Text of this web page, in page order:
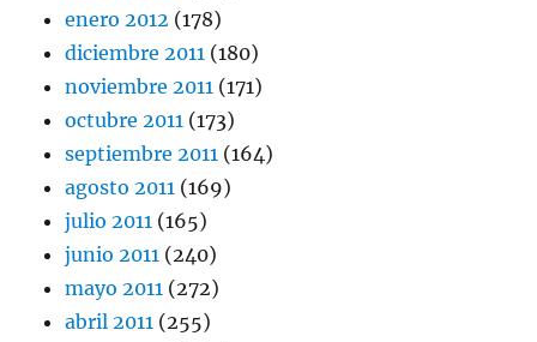
enero 2012 (178)
diciembre 2011 (180)
noviembre 2011 (171)
octubre 2011 (173)
septiembre 2011 (164)
agosto 2011 (169)
julio 2011 (165)
junio 2011 (240)
mayo 2011 (272)
abril 2011 (255)